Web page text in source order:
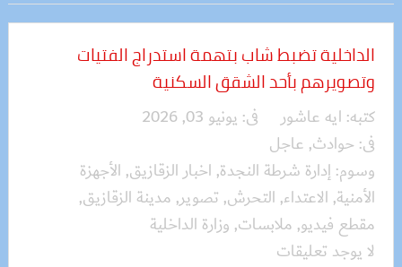
الداخلية تضبط شاب بتهمة استدراج الفتيات
وتصويرهم بأحد الشقق السكنية
كتبه: ايه عاشور فى: يونيو 03, 2026
فى: حوادث, عاجل
وسوم: إدارة شرطة النجدة, اخبار الزقازيق, الأجهزة
الأمنية, الاعتداء, التحرش, تصوير, مدينة الزقازيق,
مقطع فيديو, ملابسات, وزارة الداخلية
لا يوجد تعليقات